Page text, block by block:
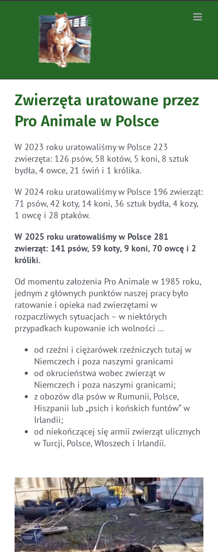
Zwierzęta uratowane przez
Pro Animale w Polsce
W 2023 roku uratowaliśmy w Polsce 223
zwierzęta: 126 psów, 58 kotów, 5 koni, 8 sztuk
bydła, 4 owce, 21 świń i 1 królika.
W 2024 roku uratowaliśmy w Polsce 196 zwierząt:
71 psów, 42 koty, 14 koni, 36 sztuk bydła, 4 kozy,
1 owcę i 28 ptaków.
W 2025 roku uratowaliśmy w Polsce 281
zwierząt: 141 psów, 59 koty, 9 koni, 70 owcę i 2
króliki.
Od momentu założenia Pro Animale w 1985 roku,
jednym z głównych punktów naszej pracy było
ratowanie i opieka nad zwierzętami w
rozpaczliwych sytuacjach – w niektórych
przypadkach kupowanie ich wolności …
od rzeźni i ciężarówek rzeźniczych tutaj w
Niemczech i poza naszymi granicami
od okrucieństwa wobec zwierząt w
Niemczech i poza naszymi granicami;
z obozów dla psów w Rumunii, Polsce,
Hiszpanii lub „psich i końskich funtów“ w
Irlandii;
od niekończącej się armii zwierząt ulicznych
w Turcji, Polsce, Włoszech i Irlandii.